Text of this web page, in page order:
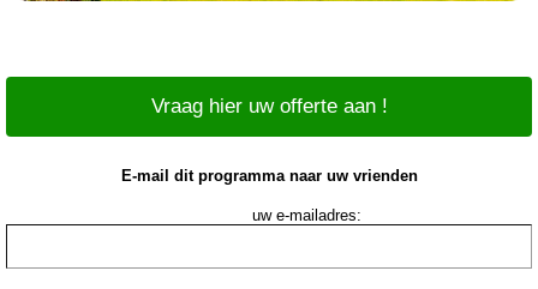
Vraag hier uw offerte aan !
E-mail dit programma naar uw vrienden
uw e-mailadres: